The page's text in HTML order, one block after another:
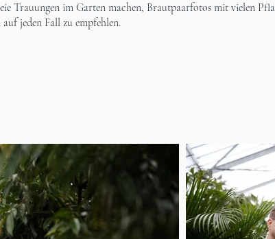
Trauungen im Garten machen, Brautpaarfotos mit vielen
jeden Fall zu empfehlen.